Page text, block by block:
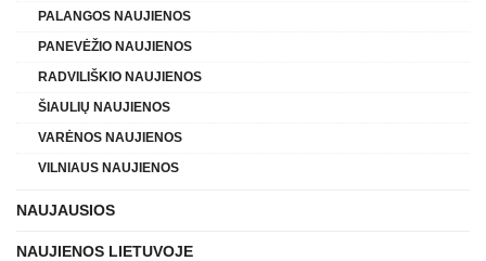
PALANGOS NAUJIENOS
PANEVĖŽIO NAUJIENOS
RADVILIŠKIO NAUJIENOS
ŠIAULIŲ NAUJIENOS
VARĖNOS NAUJIENOS
VILNIAUS NAUJIENOS
NAUJAUSIOS
NAUJIENOS LIETUVOJE